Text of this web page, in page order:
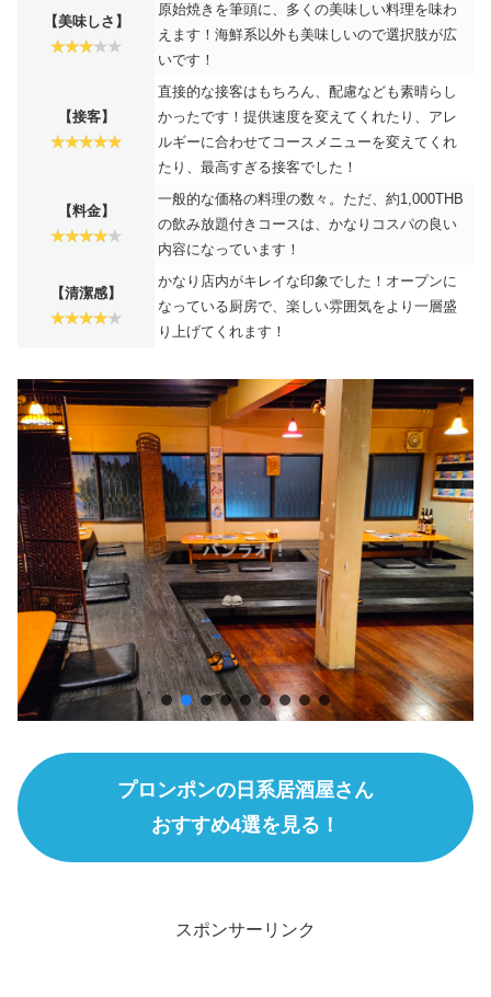
【美味しさ】
原始焼きを筆頭に、多くの美味しい料理を味わ
えます！海鮮系以外も美味しいので選択肢が広
いです！
【接客】
直接的な接客はもちろん、配慮なども素晴らし
かったです！提供速度を変えてくれたり、アレ
ルギーに合わせてコースメニューを変えてくれ
たり、最高すぎる接客でした！
【料金】
一般的な価格の料理の数々。ただ、約1,000THB
の飲み放題付きコースは、かなりコスパの良い
内容になっています！
【清潔感】
かなり店内がキレイな印象でした！オープンに
なっている厨房で、楽しい雰囲気をより一層盛
り上げてくれます！
プロンポンの日系居酒屋さん
おすすめ4選を見る！
スポンサーリンク